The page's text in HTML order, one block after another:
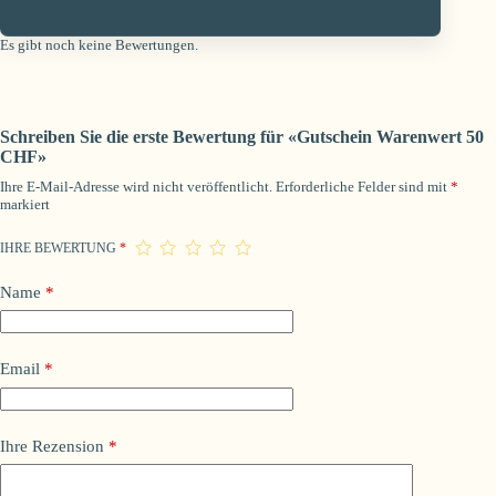
Es gibt noch keine Bewertungen.
Schreiben Sie die erste Bewertung für «Gutschein Warenwert 50
CHF»
Ihre E-Mail-Adresse wird nicht veröffentlicht. Erforderliche Felder sind mit *
markiert
IHRE BEWERTUNG *
Name *
Email *
Ihre Rezension *